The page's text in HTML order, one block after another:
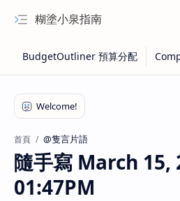
糊塗小泉指南
首頁 @隻言片語
隨手寫 March 15,
01:47PM